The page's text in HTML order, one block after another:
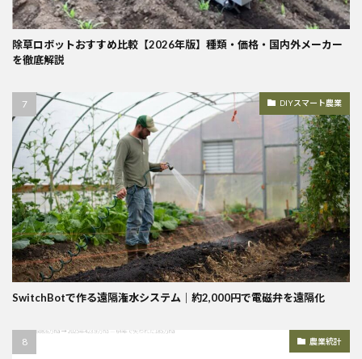
除草ロボットおすすめ比較【2026年版】種類・価格・国内外メーカー
を徹底解説
DIYスマート農業
SwitchBotで作る遠隔潅水システム｜約2,000円で電磁弁を遠隔化
農業統計